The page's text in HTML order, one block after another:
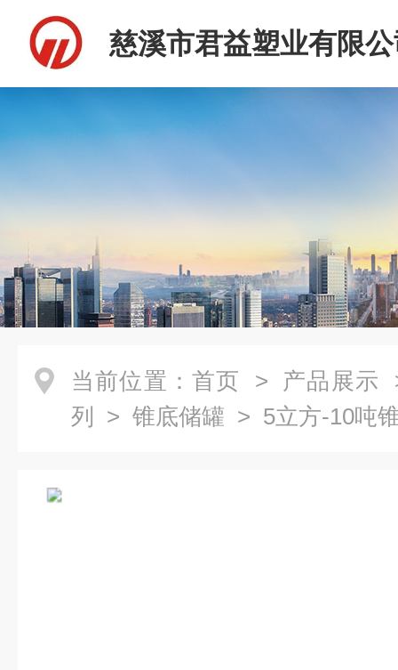
慈溪市君益塑业有限
当前位置： 首页 > 产品展示
列
> 锥底储罐 > 5立方-10吨